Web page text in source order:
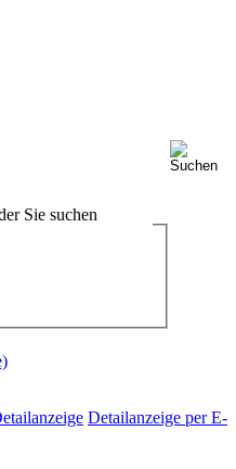
Sie suchen
Detailanzeige per E-